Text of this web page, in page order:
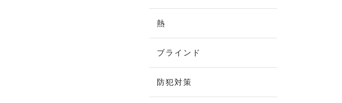
熱
ブラインド
防犯対策